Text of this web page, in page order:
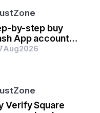
by-step buy
App account
or business
Aug2026
Verify Square